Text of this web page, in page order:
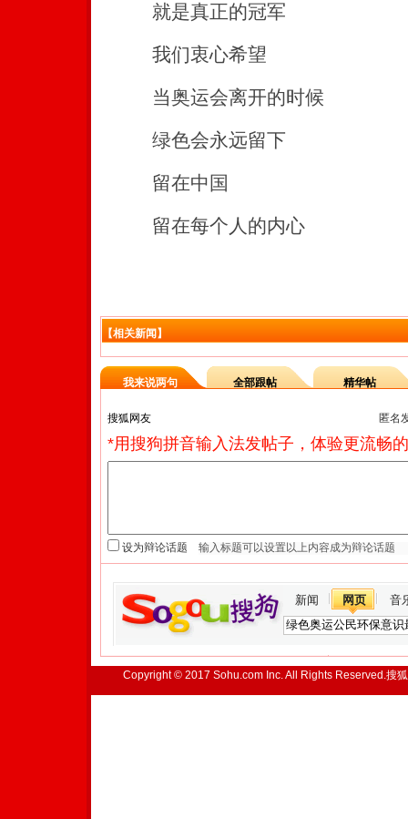
就是真正的冠军
我们衷心希望
当奥运会离开的时候
绿色会永远留下
留在中国
留在每个人的内心
【相关新闻】
我来说两句 全部跟帖 精华帖
匿名
*用搜狗拼音输入法发帖子，体验更流畅
设为辩论话题
新闻 网页 音
Copyright © 2017 Sohu.com Inc. All Rights Reserved.搜